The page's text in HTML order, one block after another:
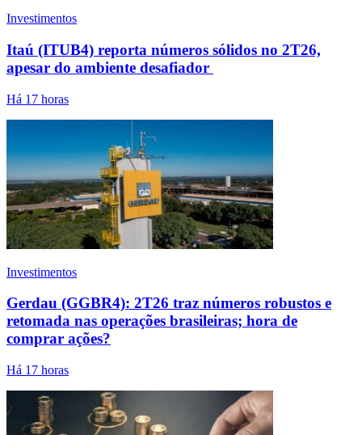
Investimentos
Itaú (ITUB4) reporta números sólidos no 2T26,
apesar do ambiente desafiador
Há 17 horas
Investimentos
Gerdau (GGBR4): 2T26 traz números robustos e
retomada nas operações brasileiras; hora de
comprar ações?
Há 17 horas